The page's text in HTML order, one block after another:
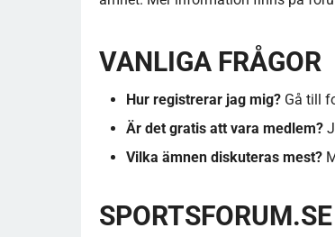
VANLIGA FRÅGOR
Hur registrerar jag mig? Gå till
Är det gratis att vara medlem?
Vilka ämnen diskuteras mest?